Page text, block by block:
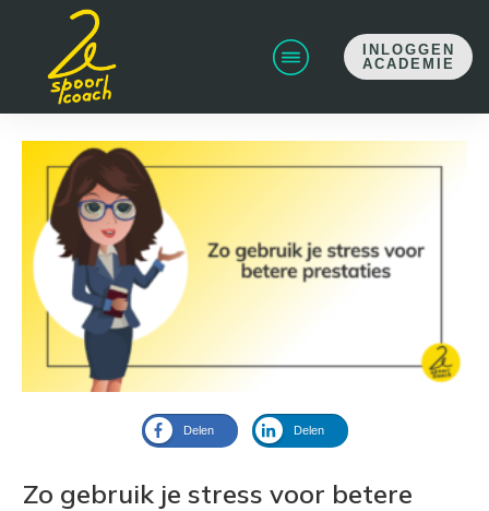
INLOGGEN
ACADEMIE
Delen Delen
Zo gebruik je stress voor betere